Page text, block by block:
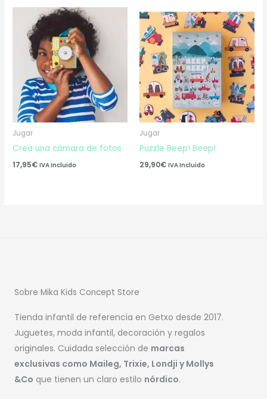
Jugar
Crea una cámara de fotos
17,95€ IVA Incluido
Jugar
Puzzle Beep! Beep!
29,90€ IVA Incluido
Sobre Mika Kids Concept Store
Tienda infantil de referencia en Getxo desde 2017.
Juguetes, moda infantil, decoración y regalos
originales. Cuidada selección de marcas
exclusivas como Maileg, Trixie, Londji y Mollys
&Co que tienen un claro estilo nórdico.